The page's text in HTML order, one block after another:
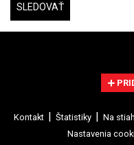
SLEDOVAŤ
Kontakt Štatistiky Na
Nastavenia